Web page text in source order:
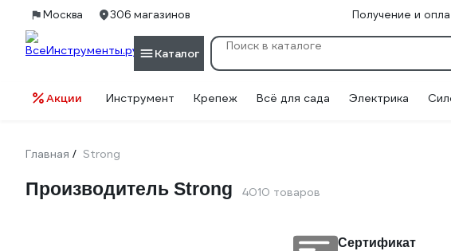
Москва 306 магазинов Получение и
Каталог
Акции Инструмент Крепеж Всё для сада Электрика
Главная / Strong
Производитель Strong 4010 товаров
Сертификат